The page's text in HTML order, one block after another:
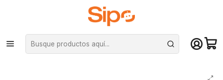
¡Compra hasta mediodía y recibe hoy! De lunes a sábado en el gran
Santiago. Envío gratis desde $29.990
Inicio Computación y Gamers Sillas y Escritorios Sillas
Sillón Sofá Gamer Cougar Ranger S Black, PVC premium, Ajustable